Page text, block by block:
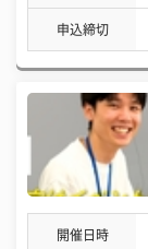
申込締切
開催日時